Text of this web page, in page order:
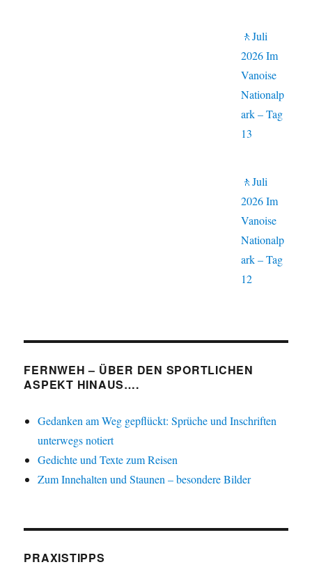
🚶Juli
2026 Im
Vanoise
Nationalp
ark – Tag
13
🚶Juli
2026 Im
Vanoise
Nationalp
ark – Tag
12
FERNWEH – ÜBER DEN SPORTLICHEN
ASPEKT HINAUS….
Gedanken am Weg gepflückt: Sprüche und Inschriften
unterwegs notiert
Gedichte und Texte zum Reisen
Zum Innehalten und Staunen – besondere Bilder
PRAXISTIPPS